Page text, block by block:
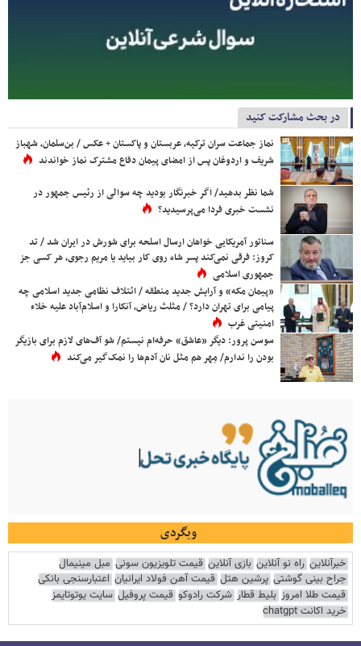
در بحث مشارکت کنید
نماز جماعت سران ترکیه، عربستان و پاکستان + عکس / بن‌سلمان، شهباز
شریف و اردوغان پس از امضای پیمان دفاع مشترک نماز خواندند
شما نظر بدهید/ اگر خبرنگار بودید چه سوالی از رئیس جمهور در
نشست خبری فردا می‌پرسیدید؟
سناتور آمریکایی خواهان ارسال اسلحه برای شورش در ایران شد / تد
کروز: فرقی نمی‌کند پسر شاه روی کار بیاید یا مریم رجوی، هر کسی جز
جمهوری اسلامی
«پیمان مکه» و آرایش جدید منطقه / ائتلاف نظامی جدید اسلامی چه
پیامی برای تهران دارد؟ / مثلث ریاض، آنکارا و اسلام‌آباد علیه خلاء
امنیتی غرب
سوسن پرور: دیگر «عاشق» حرفه‌ام نیستم/ شو آف‌های لازم برای بازیگر
بودن را ندارم/ مِهر هم مثل نان آدم‌ها را نمک‌گیر می‌کند
وبگردی
خبرآنلاین راه نو آنلاین بازی آنلاین قیمت تلویزیون سونی مبل مینیمال
جراح بینی گوشتی پرشین هتل قیمت آهن فولاد ایرانیان اعتبارسنجی بانکی
قیمت طلا امروز بلیط قطار شرکت رادوکو قیمت پروفیل سایت یوتوتایمز
خرید اکانت chatgpt